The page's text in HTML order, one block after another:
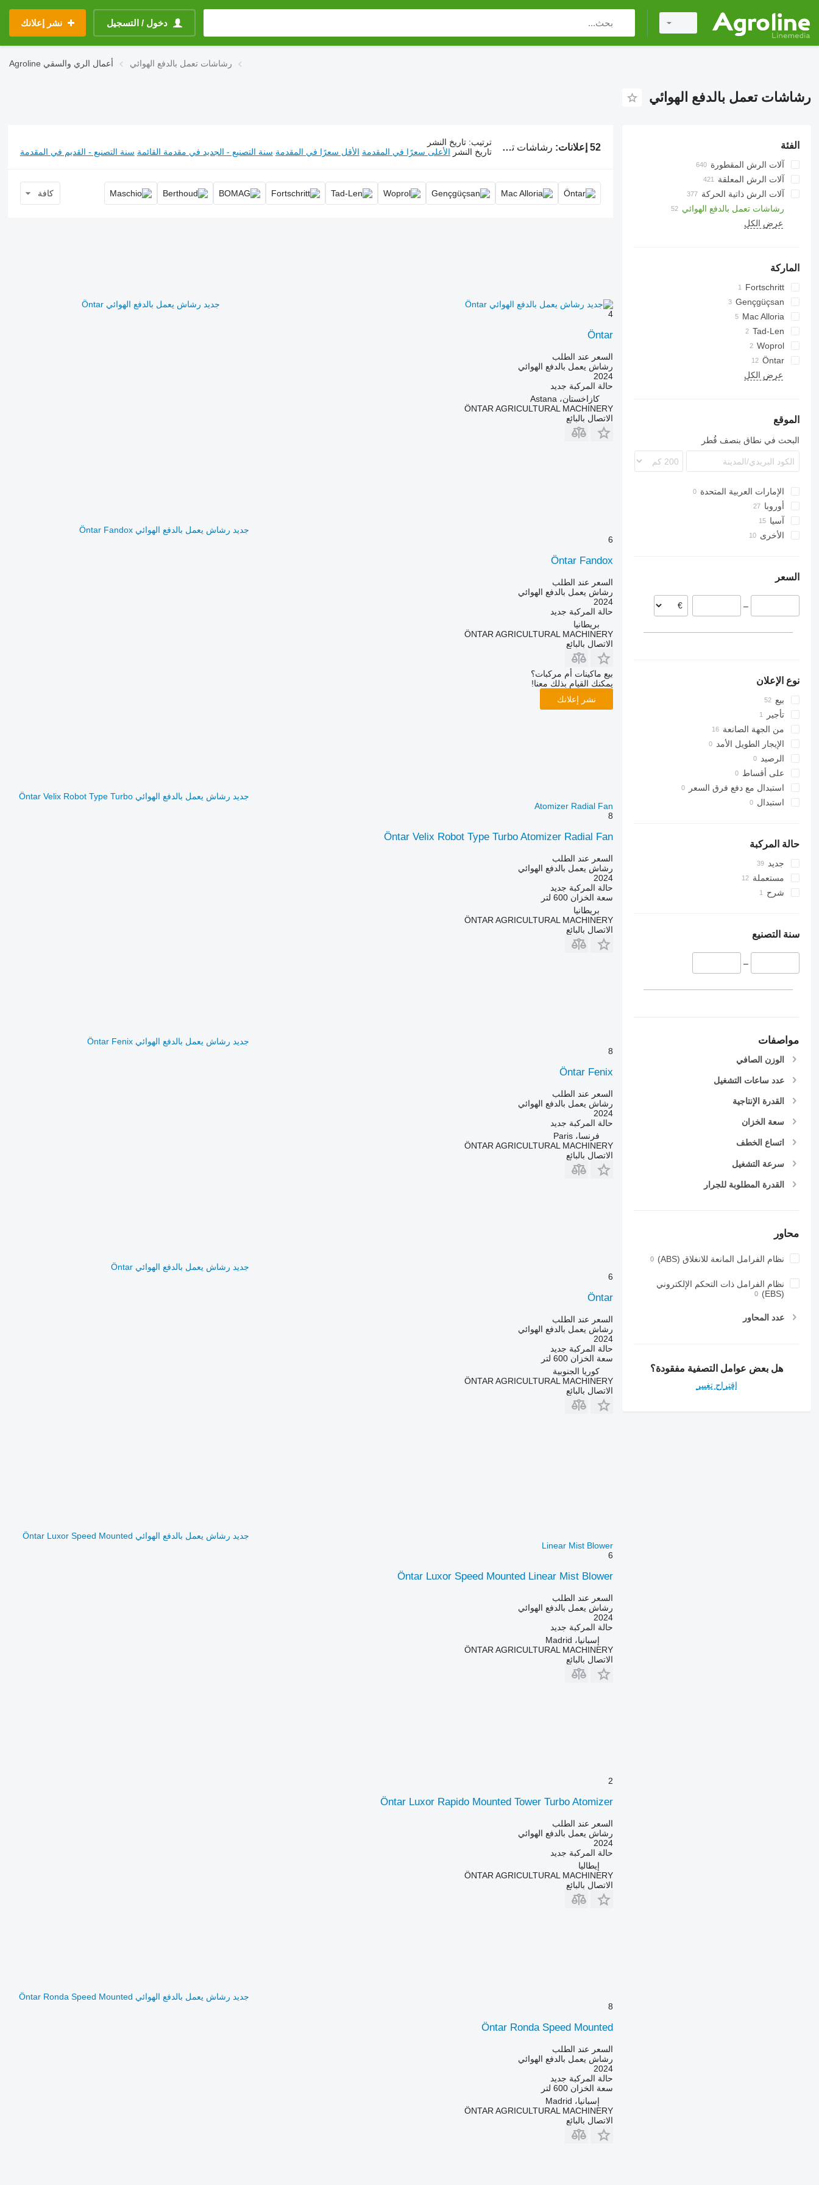
دخول / التسجيل نشر إعلانك
Agroline أعمال الري والسقي رشاشات تعمل بالدفع الهوائي
رشاشات تعمل بالدفع الهوائي
الفئة
آلات الرش المقطورة
آلات الرش المعلقة
آلات الرش ذاتية الحركة
رشاشات تعمل بالدفع الهوائي
عرض الكل
الماركة
Fortschritt
T series
Gençgüçsan
Mac Alloria
Tad-Len
Woprol
Öntar
عرض الكل
الموقع
البحث في نطاق بنصف قُطر
الإمارات العربية المتحدة
أوروبا
إيطاليا
بريطانيا
فرنسا
آسيا
تركيا
الهند
الأخرى
السعر
–
نوع الإعلان
بيع
تأجير
من الجهة الصانعة
الإيجار الطويل الأمد
الرصيد
على أقساط
استبدال مع دفع فرق السعر
استبدال
حالة المركبة
جديد
مستعملة
شرح
سنة التصنيع
–
مواصفات
الوزن الصافي
عدد ساعات التشغيل
القدرة الإنتاجية
سعة الخزان
اتساع الخطف
سرعة التشغيل
القدرة المطلوبة للجرار
محاور
نظام الفرامل المانعة للانغلاق (ABS)
نظام الفرامل ذات التحكم الإلكتروني
(EBS)
عدد المحاور
هل بعض عوامل التصفية مفقودة؟
اقتراح تغيير
52 إعلانات: رشاشات تعمل بالدفع الهوائي ترتيب: تاريخ النشر
تاريخ النشر الأعلى سعرًا في المقدمة الأقل سعرًا في المقدمة سنة التصنيع - الجديد في مقدمة القائمة سنة التصنيع - القديم في المقدمة
كافة
جديد رشاش يعمل بالدفع الهوائي Öntar
4
Öntar
السعر عند الطلب
رشاش يعمل بالدفع الهوائي
2024
حالة المركبة جديد
كازاخستان، Astana
ÖNTAR AGRICULTURAL MACHINERY
الاتصال بالبائع
جديد رشاش يعمل بالدفع الهوائي Öntar Fandox
6
Öntar Fandox
السعر عند الطلب
رشاش يعمل بالدفع الهوائي
2024
حالة المركبة جديد
بريطانيا
ÖNTAR AGRICULTURAL MACHINERY
الاتصال بالبائع
بيع ماكينات أم مركبات؟
يمكنك القيام بذلك معنا!
نشر إعلانك
جديد رشاش يعمل بالدفع الهوائي Öntar Velix Robot Type Turbo
Atomizer Radial Fan
8
Öntar Velix Robot Type Turbo Atomizer Radial Fan
السعر عند الطلب
رشاش يعمل بالدفع الهوائي
2024
حالة المركبة جديد
سعة الخزان 600 لتر
بريطانيا
ÖNTAR AGRICULTURAL MACHINERY
الاتصال بالبائع
جديد رشاش يعمل بالدفع الهوائي Öntar Fenix
8
Öntar Fenix
السعر عند الطلب
رشاش يعمل بالدفع الهوائي
2024
حالة المركبة جديد
فرنسا، Paris
ÖNTAR AGRICULTURAL MACHINERY
الاتصال بالبائع
جديد رشاش يعمل بالدفع الهوائي Öntar
6
Öntar
السعر عند الطلب
رشاش يعمل بالدفع الهوائي
2024
حالة المركبة جديد
سعة الخزان 600 لتر
كوريا الجنوبية
ÖNTAR AGRICULTURAL MACHINERY
الاتصال بالبائع
جديد رشاش يعمل بالدفع الهوائي Öntar Luxor Speed Mounted
Linear Mist Blower
6
Öntar Luxor Speed Mounted Linear Mist Blower
السعر عند الطلب
رشاش يعمل بالدفع الهوائي
2024
حالة المركبة جديد
إسبانيا، Madrid
ÖNTAR AGRICULTURAL MACHINERY
الاتصال بالبائع
2
Öntar Luxor Rapido Mounted Tower Turbo Atomizer
السعر عند الطلب
رشاش يعمل بالدفع الهوائي
2024
حالة المركبة جديد
إيطاليا
ÖNTAR AGRICULTURAL MACHINERY
الاتصال بالبائع
جديد رشاش يعمل بالدفع الهوائي Öntar Ronda Speed ​​Mounted
8
Öntar Ronda Speed ​​Mounted
السعر عند الطلب
رشاش يعمل بالدفع الهوائي
2024
حالة المركبة جديد
سعة الخزان 600 لتر
إسبانيا، Madrid
ÖNTAR AGRICULTURAL MACHINERY
الاتصال بالبائع